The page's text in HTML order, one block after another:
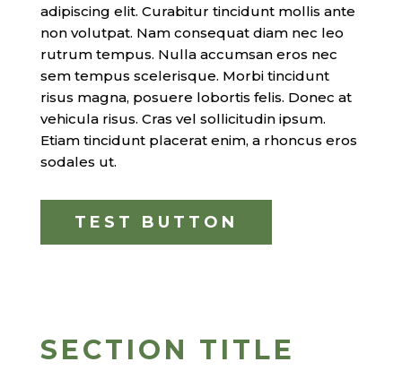
adipiscing elit. Curabitur tincidunt mollis ante
non volutpat. Nam consequat diam nec leo
rutrum tempus. Nulla accumsan eros nec
sem tempus scelerisque. Morbi tincidunt
risus magna, posuere lobortis felis. Donec at
vehicula risus. Cras vel sollicitudin ipsum.
Etiam tincidunt placerat enim, a rhoncus eros
sodales ut.
TEST BUTTON
SECTION TITLE